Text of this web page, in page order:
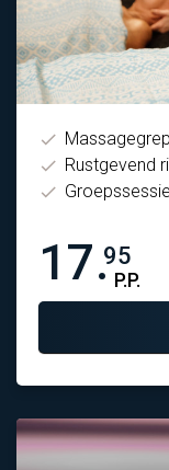
Rustgevend
17.95
P.P.